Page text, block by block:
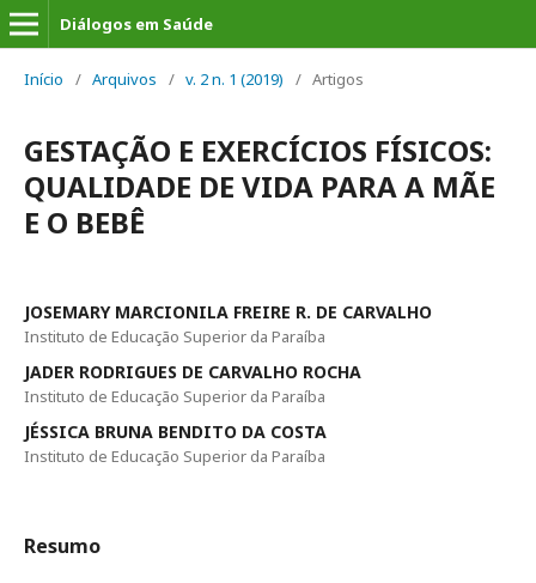
Diálogos em Saúde
Início / Arquivos / v. 2 n. 1 (2019) / Artigos
GESTAÇÃO E EXERCÍCIOS FÍSICOS:
QUALIDADE DE VIDA PARA A MÃE
E O BEBÊ
JOSEMARY MARCIONILA FREIRE R. DE CARVALHO
Instituto de Educação Superior da Paraíba
JADER RODRIGUES DE CARVALHO ROCHA
Instituto de Educação Superior da Paraíba
JÉSSICA BRUNA BENDITO DA COSTA
Instituto de Educação Superior da Paraíba
Resumo